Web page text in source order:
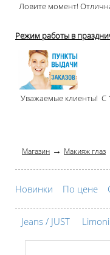
Ловите момент!
Режим работы в
Уважаемые клиенты! С
Магазин → Макияж глаз
Новинки По цене
Jeans / JUST Limoni